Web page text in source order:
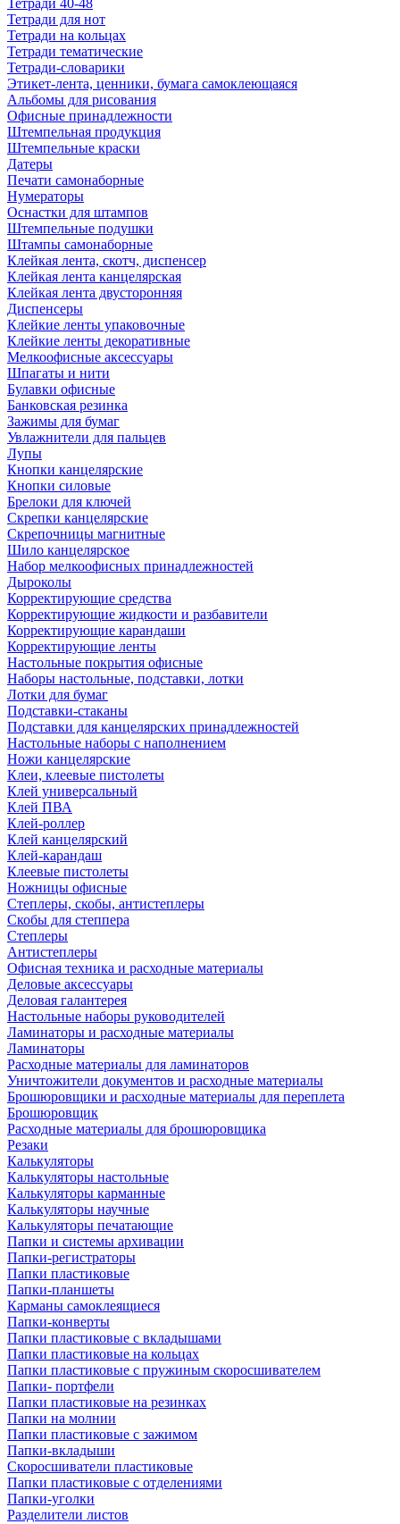
Тетради 40-48
Тетради для нот
Тетради на кольцах
Тетради тематические
Тетради-словарики
Этикет-лента, ценники, бумага самоклеющаяся
Альбомы для рисования
Офисные принадлежности
Штемпельная продукция
Штемпельные краски
Датеры
Печати самонаборные
Нумераторы
Оснастки для штампов
Штемпельные подушки
Штампы самонаборные
Клейкая лента, скотч, диспенсер
Клейкая лента канцелярская
Клейкая лента двусторонняя
Диспенсеры
Клейкие ленты упаковочные
Клейкие ленты декоративные
Мелкоофисные аксессуары
Шпагаты и нити
Булавки офисные
Банковская резинка
Зажимы для бумаг
Увлажнители для пальцев
Лупы
Кнопки канцелярские
Кнопки силовые
Брелоки для ключей
Скрепки канцелярские
Скрепочницы магнитные
Шило канцелярское
Набор мелкоофисных принадлежностей
Дыроколы
Корректирующие средства
Корректирующие жидкости и разбавители
Корректирующие карандаши
Корректирующие ленты
Настольные покрытия офисные
Наборы настольные, подставки, лотки
Лотки для бумаг
Подставки-стаканы
Подставки для канцелярских принадлежностей
Настольные наборы с наполнением
Ножи канцелярские
Клеи, клеевые пистолеты
Клей универсальный
Клей ПВА
Клей-роллер
Клей канцелярский
Клей-карандаш
Клеевые пистолеты
Ножницы офисные
Степлеры, скобы, антистеплеры
Скобы для степпера
Степлеры
Антистеплеры
Офисная техника и расходные материалы
Деловые аксессуары
Деловая галантерея
Настольные наборы руководителей
Ламинаторы и расходные материалы
Ламинаторы
Расходные материалы для ламинаторов
Уничтожители документов и расходные материалы
Брошюровщики и расходные материалы для переплета
Брошюровщик
Расходные материалы для брошюровщика
Резаки
Калькуляторы
Калькуляторы настольные
Калькуляторы карманные
Калькуляторы научные
Калькуляторы печатающие
Папки и системы архивации
Папки-регистраторы
Папки пластиковые
Папки-планшеты
Карманы самоклеящиеся
Папки-конверты
Папки пластиковые с вкладышами
Папки пластиковые на кольцах
Папки пластиковые с пружиным скоросшивателем
Папки- портфели
Папки пластиковые на резинках
Папки на молнии
Папки пластиковые с зажимом
Папки-вкладыши
Скоросшиватели пластиковые
Папки пластиковые с отделениями
Папки-уголки
Разделители листов